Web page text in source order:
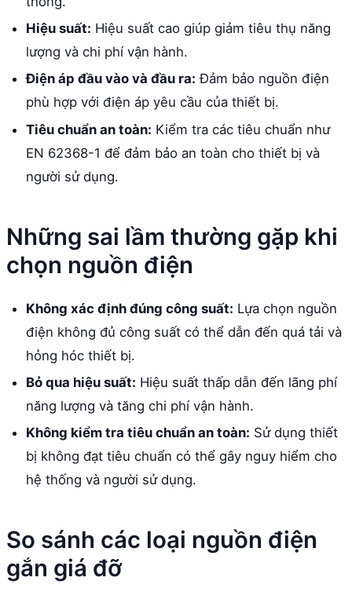
Hiệu suất: Hiệu suất cao giúp giảm tiêu thụ năng
lượng và chi phí vận hành.
Điện áp đầu vào và đầu ra: Đảm bảo nguồn điện
phù hợp với điện áp yêu cầu của thiết bị.
Tiêu chuẩn an toàn: Kiểm tra các tiêu chuẩn như
EN 62368-1 để đảm bảo an toàn cho thiết bị và
người sử dụng.
Những sai lầm thường gặp khi
chọn nguồn điện
Không xác định đúng công suất: Lựa chọn nguồn
điện không đủ công suất có thể dẫn đến quá tải và
hỏng hóc thiết bị.
Bỏ qua hiệu suất: Hiệu suất thấp dẫn đến lãng phí
năng lượng và tăng chi phí vận hành.
Không kiểm tra tiêu chuẩn an toàn: Sử dụng thiết
bị không đạt tiêu chuẩn có thể gây nguy hiểm cho
hệ thống và người sử dụng.
So sánh các loại nguồn điện
gắn giá đỡ